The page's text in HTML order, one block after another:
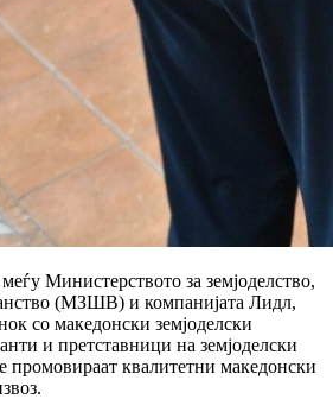
Министерството за земјоделство,
(МЗШВ) и компанијата Лидл,
со македонски земјоделски
и претставници на земјоделски
промовираат квалитетни македонски